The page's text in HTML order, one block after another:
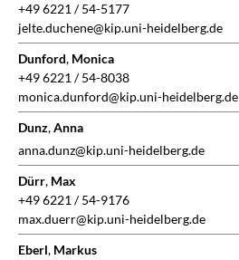
+49 6221 / 54-5177
jelte.duchene@kip.uni-heidelberg.de
Dunford, Monica
+49 6221 / 54-8038
monica.dunford@kip.uni-heidelberg.de
Dunz,Anna
anna.dunz@kip.uni-heidelberg.de
Dürr, Max
+49 6221 / 54-9176
max.duerr@kip.uni-heidelberg.de
Eberl, Markus